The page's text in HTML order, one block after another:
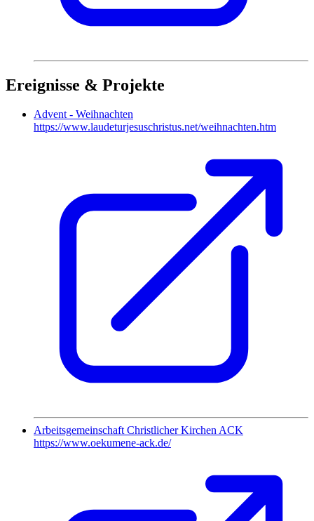
Ereignisse & Projekte
Advent - Weihnachten
https://www.laudeturjesuschristus.net/weihnachten.htm
Arbeitsgemeinschaft Christlicher Kirchen ACK
https://www.oekumene-ack.de/